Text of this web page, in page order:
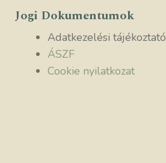
Jogi Dokumentumok
Adatkezelési tájékoztató
ÁSZF
Cookie nyilatkozat